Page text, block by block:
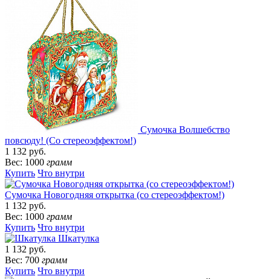
Сумочка Волшебство
повсюду! (Со стереоэффектом!)
1 132 руб.
Вес: 1000 грамм
Купить Что внутри
Сумочка Новогодняя открытка (со стереоэффектом!)
1 132 руб.
Вес: 1000 грамм
Купить Что внутри
Шкатулка
1 132 руб.
Вес: 700 грамм
Купить Что внутри